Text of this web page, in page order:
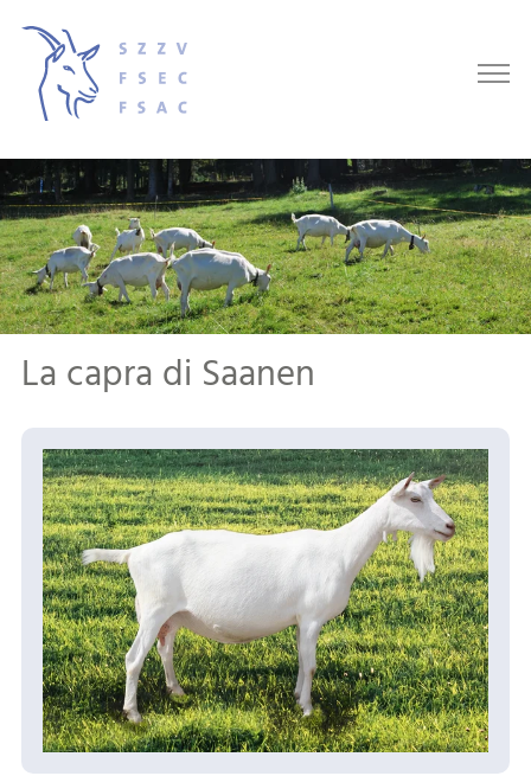
La capra di Saanen